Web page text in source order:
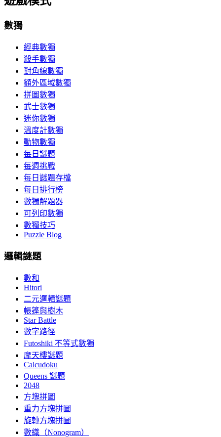
數獨
經典數獨
殺手數獨
對角線數獨
額外區域數獨
拼圖數獨
武士數獨
迷你數獨
溫度計數獨
動物數獨
每日謎題
每週挑戰
每日謎題存檔
每日排行榜
數獨解題器
可列印數獨
數獨技巧
Puzzle Blog
邏輯謎題
數和
Hitori
二元邏輯謎題
帳篷與樹木
Star Battle
數字路徑
Futoshiki 不等式數獨
摩天樓謎題
Calcudoku
Queens 謎題
2048
方塊拼圖
重力方塊拼圖
旋轉方塊拼圖
數織（Nonogram）